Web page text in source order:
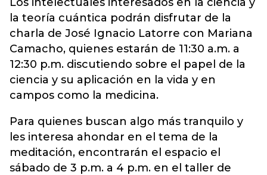
la teoría cuántica podrán disfrutar de la
charla de José Ignacio Latorre con Mariana
Camacho, quienes estarán de 11:30 a.m. a
12:30 p.m. discutiendo sobre el papel de la
ciencia y su aplicación en la vida y en
campos como la medicina.
Para quienes buscan algo más tranquilo y
les interesa ahondar en el tema de la
meditación, encontrarán el espacio el
sábado de 3 p.m. a 4 p.m. en el taller de